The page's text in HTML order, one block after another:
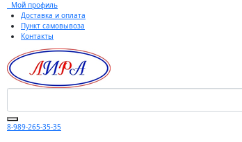
Мой профиль
Доставка и оплата
Пункт самовывоза
Контакты
8-989-265-35-35